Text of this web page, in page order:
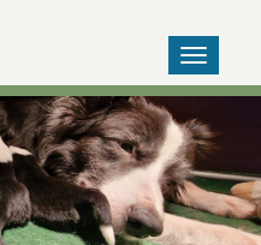
Wissel
navigatie